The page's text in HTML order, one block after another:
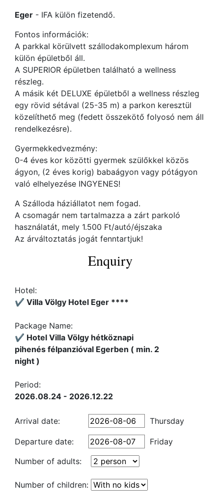
Eger - IFA külön fizetendő.
Fontos információk:
A parkkal körülvett szállodakomplexum három
külön épületből áll.
A SUPERIOR épületben található a wellness
részleg.
A másik két DELUXE épületből a wellness részleg
egy rövid sétával (25-35 m) a parkon keresztül
közelíthető meg (fedett összekötő folyosó nem áll
rendelkezésre).
Gyermekkedvezmény:
0-4 éves kor közötti gyermek szülőkkel közös
ágyon, (2 éves korig) babaágyon vagy pótágyon
való elhelyezése INGYENES!
A Szálloda háziállatot nem fogad.
A csomagár nem tartalmazza a zárt parkoló
használatát, mely 1.500 Ft/autó/éjszaka
Az árváltoztatás jogát fenntartjuk!
Enquiry
Hotel:
✔️ Villa Völgy Hotel Eger ****
Package Name:
✔️ Hotel Villa Völgy hétköznapi
pihenés félpanzióval Egerben ( min. 2
night )
Period:
2026.08.24 - 2026.12.22
Arrival date: Thursday
Departure date:
Friday
Number of adults:
Number of children: